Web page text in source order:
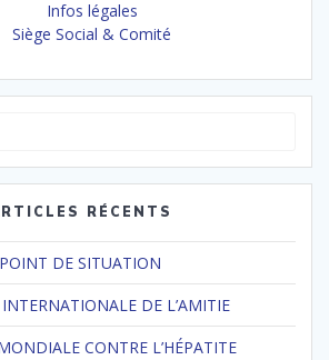
Infos légales
Siège Social & Comité
:
RÉCENTS
POINT DE SITUATION
INTERNATIONALE DE L’AMITIE
CONTRE L’HÉPATITE